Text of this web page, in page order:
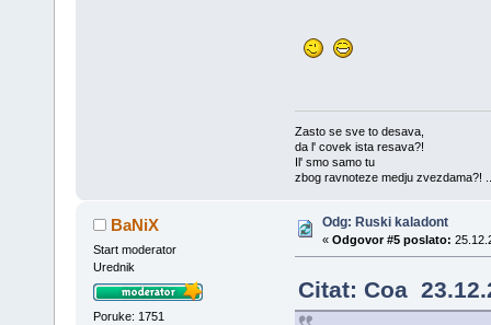
Zasto se sve to desava,
da l' covek ista resava?!
Il' smo samo tu
zbog ravnoteze medju zvezdama?!
BaNiX
Start moderator
Urednik
Poruke: 1751
Odg: Ruski kaladont
« Odgovor #5 poslato:
Citat: Coa